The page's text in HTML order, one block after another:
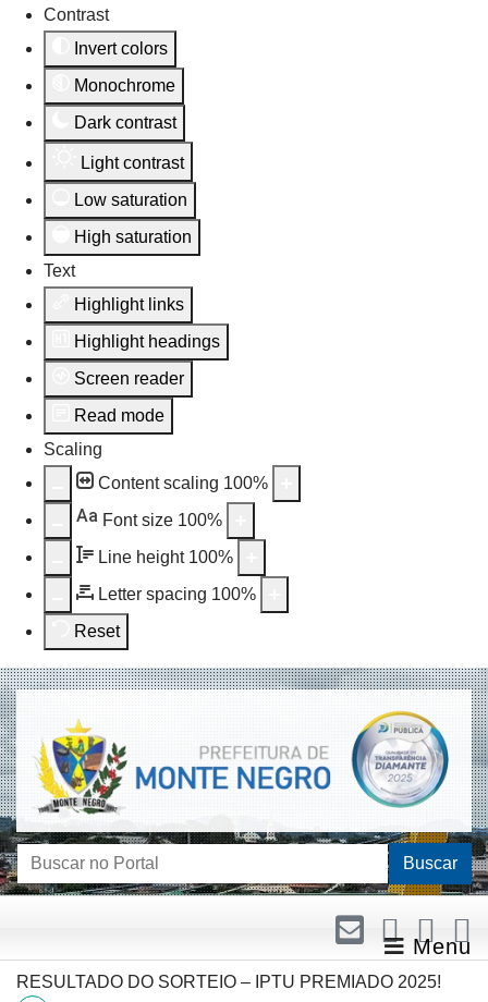
Contrast
Invert colors
Monochrome
Dark contrast
Light contrast
Low saturation
High saturation
Text
Highlight links
Highlight headings
Screen reader
Read mode
Scaling
Content scaling 100%
Aa Font size 100%
Line height 100%
Letter spacing 100%
Reset
Buscar
RESULTADO DO SORTEIO – IPTU PREMIADO 2025!